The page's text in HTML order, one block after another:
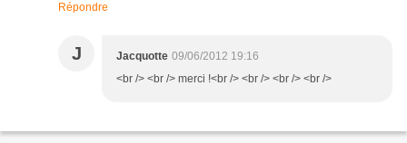
Répondre
J Jacquotte 09/06/2012 19:16
<br /> <br /> merci !<br /> <br /> <br /> <br />